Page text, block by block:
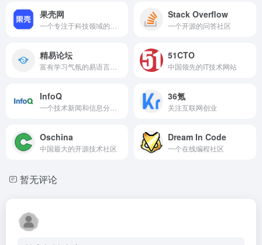
果壳网 Stack Overflow
一个开源的问答社区
精易论坛 51CTO
中国领先的IT技术网站
InfoQ 36氪
关注互联网创业
Oschina
中国最大的开源技术社区
Dream In Code
一个在线编程社区
暂无评论